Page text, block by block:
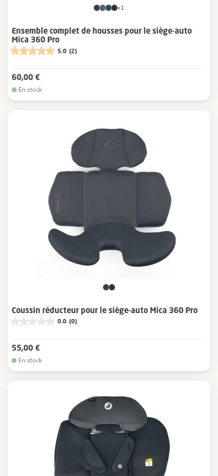
+1
Ensemble complet de housses pour le siège-auto
Mica 360 Pro
5.0 (2)
60,00 €
En stock
Coussin réducteur pour le siège-auto Mica 360 Pro
0.0 (0)
55,00 €
En stock